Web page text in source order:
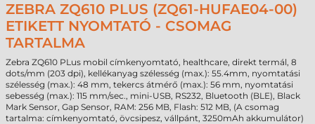
ZEBRA ZQ610 PLUS (ZQ61-HUFAE04-00)
ETIKETT NYOMTATÓ - CSOMAG
TARTALMA
Zebra ZQ610 PLus mobil címkenyomtató, healthcare, direkt termál, 8
dots/mm (203 dpi), kellékanyag szélesség (max.): 55.4mm, nyomtatási
szélesség (max.): 48 mm, tekercs átmérő (max.): 56 mm, nyomtatási
sebesség (max.): 115 mm/sec., mini-USB, RS232, Bluetooth (BLE), Black
Mark Sensor, Gap Sensor, RAM: 256 MB, Flash: 512 MB, (A csomag
tartalma: címkenyomtató, övcsipesz, vállpánt, 3250mAh akkumulátor)